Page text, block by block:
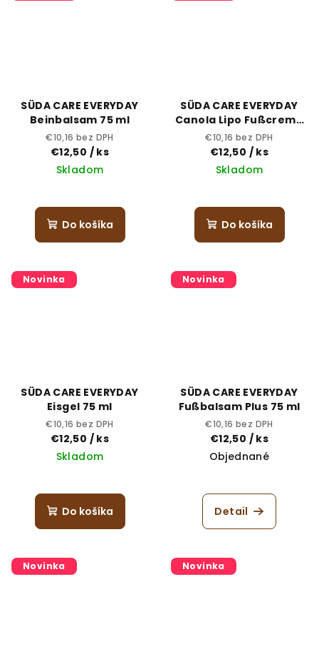
SÜDA CARE EVERYDAY
Beinbalsam 75 ml
€10,16 bez DPH
€12,50 / ks
Skladom
Do košíka
SÜDA CARE EVERYDAY
Canola Lipo Fußcreme
75 ml
€10,16 bez DPH
€12,50 / ks
Skladom
Do košíka
Novinka
SÜDA CARE EVERYDAY
Eisgel 75 ml
€10,16 bez DPH
€12,50 / ks
Skladom
Do košíka
Novinka
SÜDA CARE EVERYDAY
Fußbalsam Plus 75 ml
€10,16 bez DPH
€12,50 / ks
Objednané
Detail
Novinka Novinka